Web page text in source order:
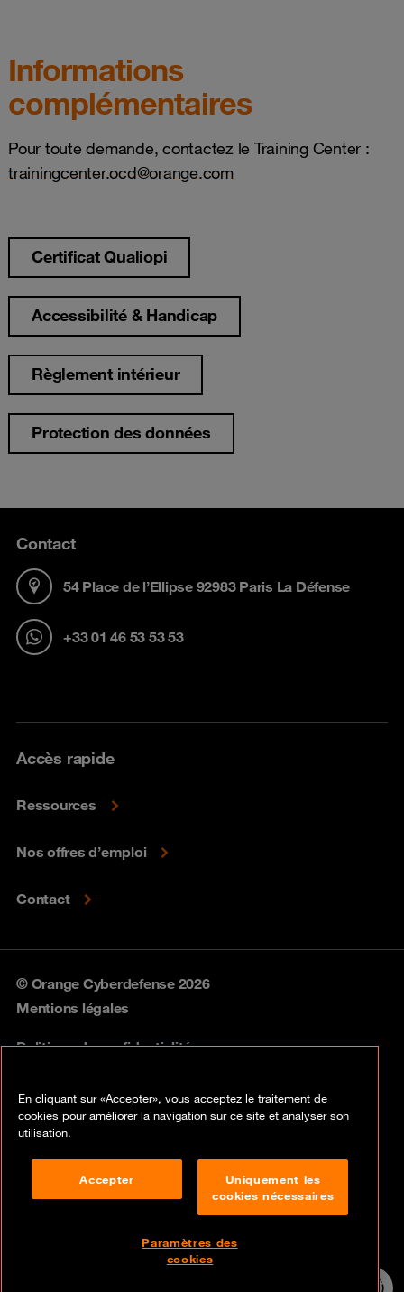
Informations
complémentaires
Pour toute demande, contactez le Training Center :
trainingcenter.ocd@orange.com
Certificat Qualiopi
Accessibilité & Handicap
Règlement intérieur
Protection des données
Contact
54 Place de l’Ellipse 92983 Paris La Défense
+33 01 46 53 53 53
Accès rapide
Ressources
Nos offres d’emploi
Contact
© Orange Cyberdefense 2026
Mentions légales
Politique de confidentialité
Cookies
Conformité
Lancer une alerte
En cliquant sur «Accepter», vous acceptez le traitement de
cookies pour améliorer la navigation sur ce site et analyser son
utilisation.
Accepter
Uniquement les
cookies nécessaires
Paramètres des
cookies